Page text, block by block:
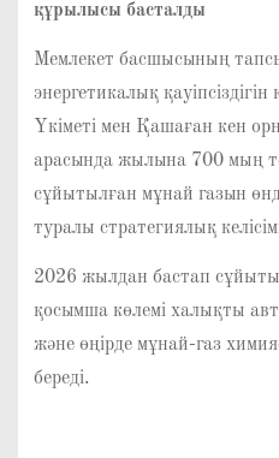
құрылысы басталды
Мемлекет басшысының
энергетикалық
Үкіметі мен Қашаған кен
арасында жылына 700 мың
сұйытылған мұнай газын
туралы стратегиялық
2026 жылдан бастап
қосымша көлемі халықты
және өңірде мұнай-газ
береді.